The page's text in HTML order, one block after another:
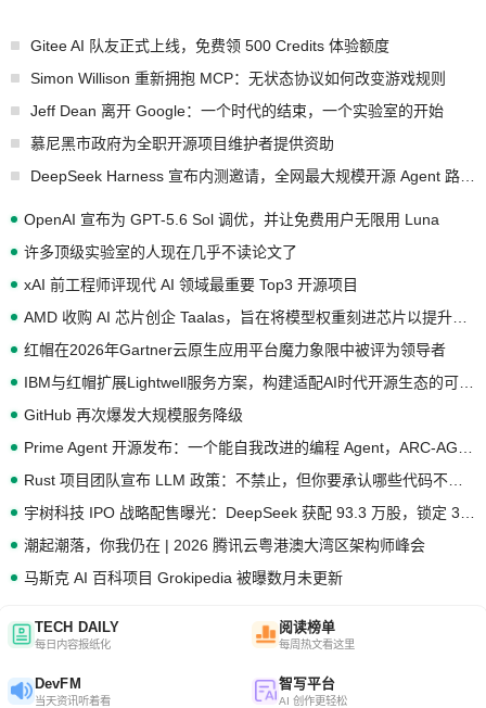
Gitee AI 队友正式上线，免费领 500 Credits 体验额度
Simon Willison 重新拥抱 MCP：无状态协议如何改变游戏规则
Jeff Dean 离开 Google：一个时代的结束，一个实验室的开始
慕尼黑市政府为全职开源项目维护者提供资助
OpenAI 宣布为 GPT-5.6 Sol 调优，并让免费用户无限用 Luna
许多顶级实验室的人现在几乎不读论文了
xAI 前工程师评现代 AI 领域最重要 Top3 开源项目
红帽在2026年Gartner云原生应用平台魔力象限中被评为领导者
GitHub 再次爆发大规模服务降级
潮起潮落，你我仍在 | 2026 腾讯云粤港澳大湾区架构师峰会
马斯克 AI 百科项目 Grokipedia 被曝数月未更新
TECH DAILY
每日内容报纸化
阅读榜单
每周热文看这里
DevFM
当天资讯听着看
智写平台
AI 创作更轻松